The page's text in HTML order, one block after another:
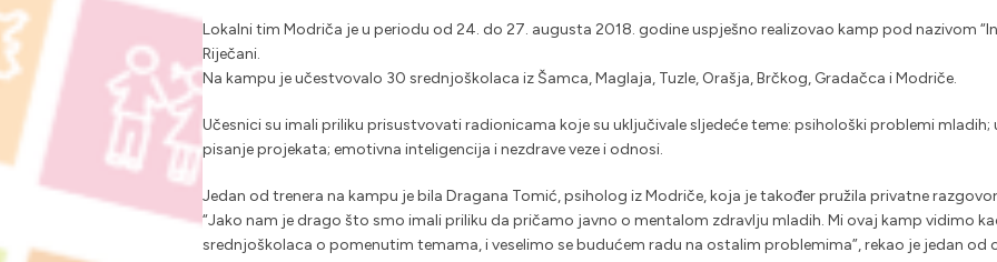
Lokalni tim Modriča je u periodu od 24. do 27. augusta 2018. godine uspješno realizovao kamp pod nazivom
Riječani.
Na kampu je učestvovalo 30 srednjoškolaca iz Šamca, Maglaja, Tuzle, Orašja, Brčkog, Gradačca i Modriče.
Učesnici su imali priliku prisustvovati radionicama koje su uključivale sljedeće teme: psihološki problemi
pisanje projekata; emotivna inteligencija i nezdrave veze i odnosi.
Jedan od trenera na kampu je bila Dragana Tomić, psiholog iz Modriče, koja je također pružila privatne
“Jako nam je drago što smo imali priliku da pričamo javno o mentalom zdravlju mladih. Mi ovaj kamp vidimo
srednjoškolaca o pomenutim temama, i veselimo se budućem radu na ostalim problemima”, rekao je jedan od